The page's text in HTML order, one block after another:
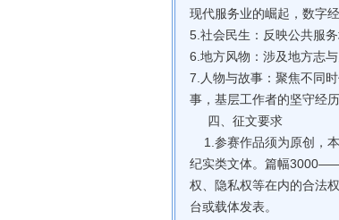
现代服务业的崛起，数字
5.社会民生：反映公共服
6.地方风物：涉及地方志
7.人物与故事：聚焦不同
事，基层工作者的坚守经
四、征文要求
1.参赛作品须为原创，
纪实类文体。篇幅
权、隐私权等在内的合法
台或载体发表。